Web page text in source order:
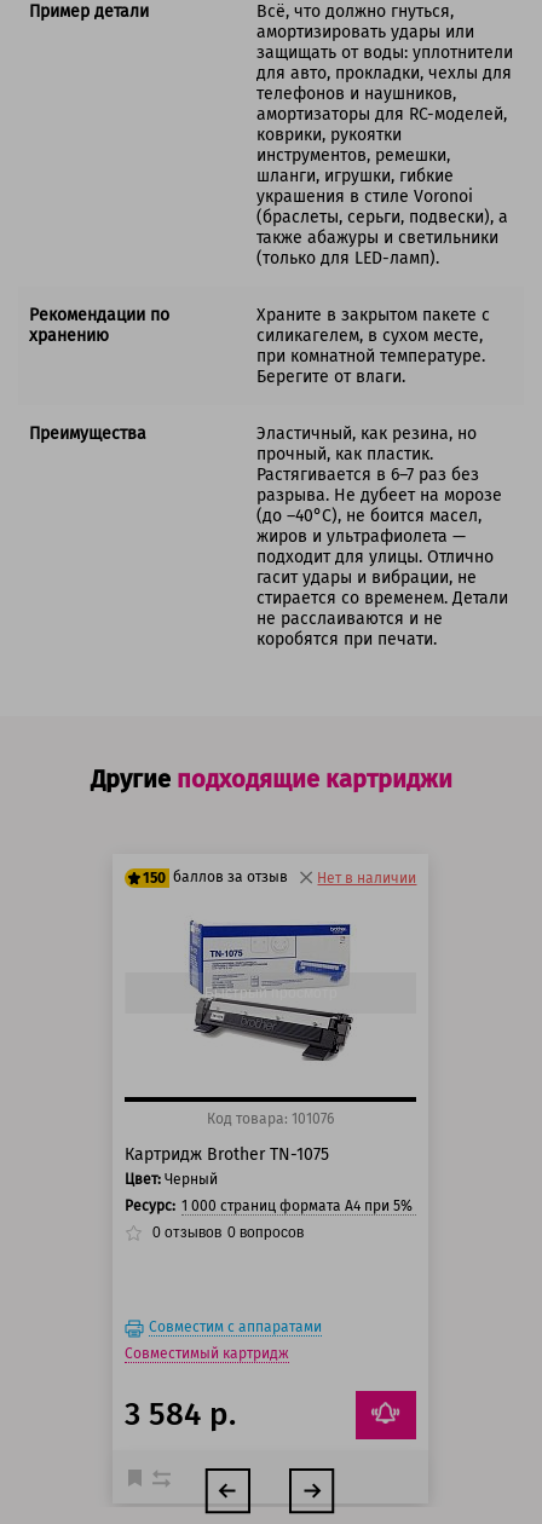
Пример детали
Всё, что должно гнуться,
амортизировать удары или
защищать от воды: уплотнители
для авто, прокладки, чехлы для
телефонов и наушников,
амортизаторы для RC-моделей,
коврики, рукоятки
инструментов, ремешки,
шланги, игрушки, гибкие
украшения в стиле Voronoi
(браслеты, серьги, подвески), а
также абажуры и светильники
(только для LED-ламп).
Рекомендации по
хранению
Храните в закрытом пакете с
силикагелем, в сухом месте,
при комнатной температуре.
Берегите от влаги.
Преимущества
Эластичный, как резина, но
прочный, как пластик.
Растягивается в 6–7 раз без
разрыва. Не дубеет на морозе
(до –40°C), не боится масел,
жиров и ультрафиолета —
подходит для улицы. Отлично
гасит удары и вибрации, не
стирается со временем. Детали
не расслаиваются и не
коробятся при печати.
Другие подходящие картриджи
150 баллов за отзыв
125 баллов
150 баллов
Нет в наличии
Быстрый просмотр
Код товара: 101076
Картридж Brother TN-1075
Цвет: Черный
Ресурс: 1 000 страниц формата А4 при 5% заполнении
0 отзывов 0 вопросов
Совместим с аппаратами
Совместимый картридж
3 584 р.